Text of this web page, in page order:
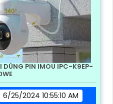
DÙNG PIN IMOU IPC-K9EP-
6/25/2024 10:55:10 AM